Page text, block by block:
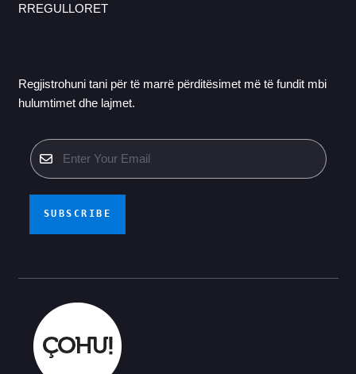
RREGULLORET
Regjistrohuni tani për të marrë përditësimet më të fundit mbi
hulumtimet dhe lajmet.
SUBSCRIBE